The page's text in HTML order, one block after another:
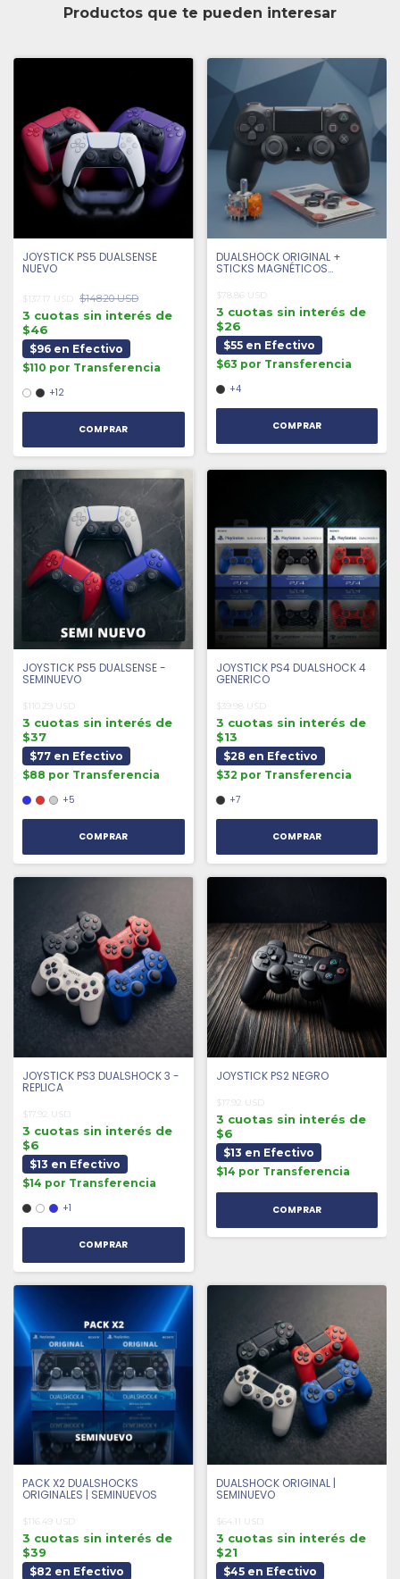
Productos que te pueden interesar
JOYSTICK PS5 DUALSENSE
NUEVO
$137.17 USD $148.20 USD
3 cuotas sin interés de
$46
$96 en Efectivo
$110 por Transferencia
+12
COMPRAR
DUALSHOCK ORIGINAL +
STICKS MAGNÉTICOS
SEMINUEVO
$78.86 USD
3 cuotas sin interés de
$26
$55 en Efectivo
$63 por Transferencia
+4
COMPRAR
JOYSTICK PS5 DUALSENSE -
SEMINUEVO
$110.29 USD
3 cuotas sin interés de
$37
$77 en Efectivo
$88 por Transferencia
+5
COMPRAR
JOYSTICK PS4 DUALSHOCK 4
GENERICO
$39.98 USD
3 cuotas sin interés de
$13
$28 en Efectivo
$32 por Transferencia
+7
COMPRAR
JOYSTICK PS3 DUALSHOCK 3 -
REPLICA
$17.92 USD
3 cuotas sin interés de
$6
$13 en Efectivo
$14 por Transferencia
+1
COMPRAR
JOYSTICK PS2 NEGRO
$17.92 USD
3 cuotas sin interés de
$6
$13 en Efectivo
$14 por Transferencia
PACK X2 DUALSHOCKS
ORIGINALES | SEMINUEVOS
$116.49 USD
3 cuotas sin interés de
$39
$82 en Efectivo
DUALSHOCK ORIGINAL |
SEMINUEVO
$64.11 USD
3 cuotas sin interés de
$21
$45 en Efectivo